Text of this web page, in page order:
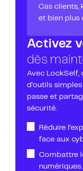
Cas clients,
et bien plus
Activez
dès
Avec LockSelf,
d’outils
passe et
sécurité.
Réduire
face aux
Combattre
numériques.